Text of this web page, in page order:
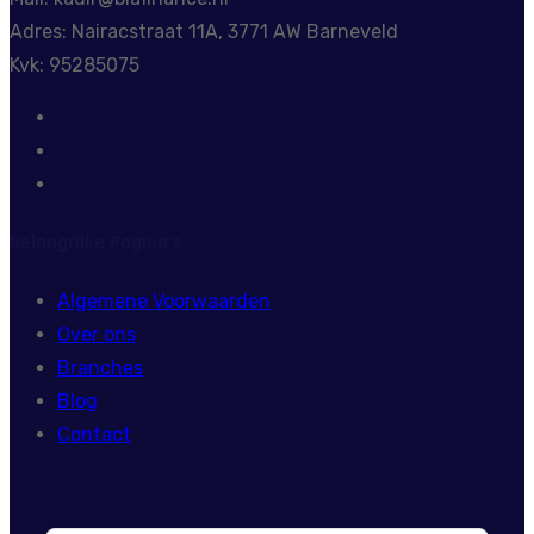
Adres: Nairacstraat 11A, 3771 AW Barneveld
Kvk: 95285075
Algemene Voorwaarden
Over ons
Branches
Blog
Contact